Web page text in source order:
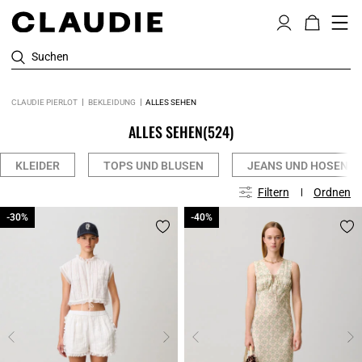
Suchen
CLAUDIE PIERLOT BEKLEIDUNG ALLES SEHEN
ALLES SEHEN(524)
KLEIDER TOPS UND BLUSEN JEANS UND HOSEN
Filtern Ordnen
-30%
-30% -40%
-40%